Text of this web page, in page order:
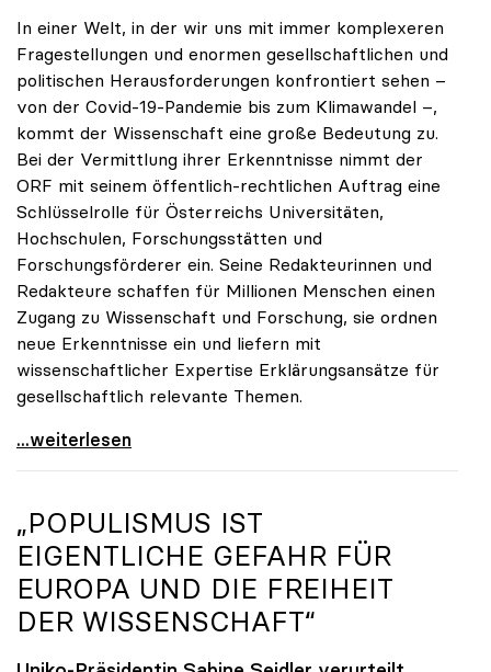
In einer Welt, in der wir uns mit immer komplexeren
Fragestellungen und enormen gesellschaftlichen und
politischen Herausforderungen konfrontiert sehen –
von der Covid-19-Pandemie bis zum Klimawandel –,
kommt der Wissenschaft eine große Bedeutung zu.
Bei der Vermittlung ihrer Erkenntnisse nimmt der
ORF mit seinem öffentlich-rechtlichen Auftrag eine
Schlüsselrolle für Österreichs Universitäten,
Hochschulen, Forschungsstätten und
Forschungsförderer ein. Seine Redakteurinnen und
Redakteure schaffen für Millionen Menschen einen
Zugang zu Wissenschaft und Forschung, sie ordnen
neue Erkenntnisse ein und liefern mit
wissenschaftlicher Expertise Erklärungsansätze für
gesellschaftlich relevante Themen.
Zukunft braucht Wissen
...weiterlesen
„POPULISMUS IST
EIGENTLICHE GEFAHR FÜR
EUROPA UND DIE FREIHEIT
DER WISSENSCHAFT“